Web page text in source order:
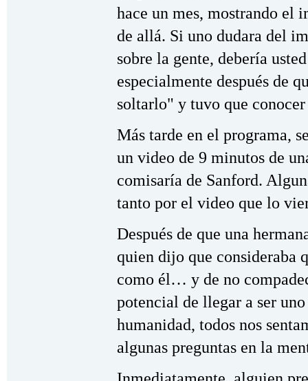
hace un mes, mostrando el
de allá. Si uno dudara del
sobre la gente, debería
especialmente después de
soltarlo" y tuvo que
Más tarde en el programa,
un video de 9 minutos de
comisaría de Sanford.
tanto por el video que lo
Después de que una
quien dijo que consideraba
como él… y de no
potencial de llegar a ser
humanidad, todos nos
algunas preguntas en la